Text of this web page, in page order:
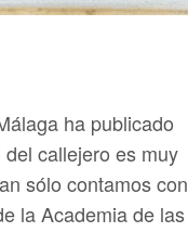
ha publicado
callejero es muy
sólo contamos con
la Academia de las